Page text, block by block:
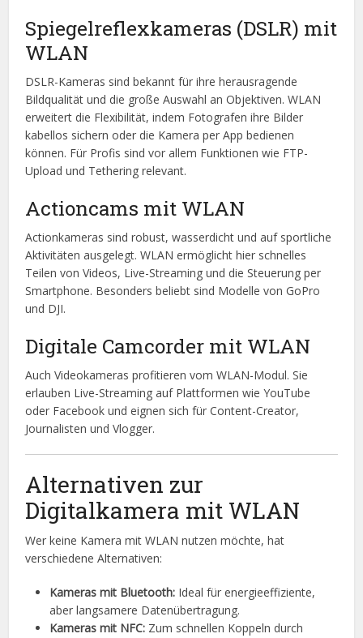
Spiegelreflexkameras (DSLR) mit
WLAN
DSLR-Kameras sind bekannt für ihre herausragende
Bildqualität und die große Auswahl an Objektiven. WLAN
erweitert die Flexibilität, indem Fotografen ihre Bilder
kabellos sichern oder die Kamera per App bedienen
können. Für Profis sind vor allem Funktionen wie FTP-
Upload und Tethering relevant.
Actioncams mit WLAN
Actionkameras sind robust, wasserdicht und auf sportliche
Aktivitäten ausgelegt. WLAN ermöglicht hier schnelles
Teilen von Videos, Live-Streaming und die Steuerung per
Smartphone. Besonders beliebt sind Modelle von GoPro
und DJI.
Digitale Camcorder mit WLAN
Auch Videokameras profitieren vom WLAN-Modul. Sie
erlauben Live-Streaming auf Plattformen wie YouTube
oder Facebook und eignen sich für Content-Creator,
Journalisten und Vlogger.
Alternativen zur
Digitalkamera mit WLAN
Wer keine Kamera mit WLAN nutzen möchte, hat
verschiedene Alternativen:
Kameras mit Bluetooth: Ideal für energieeffiziente,
aber langsamere Datenübertragung.
Kameras mit NFC: Zum schnellen Koppeln durch